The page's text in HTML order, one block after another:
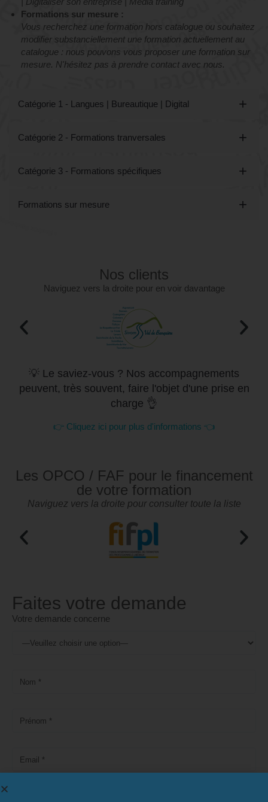
Catégorie 3 - "Formations spécifiques" :
RSE | Premiers secours | Langue des Signes | "Réussir
Qualiopi" | Usure professionnelle | Devenir formateur AFEST
| Digitaliser son entreprise | Media training
Formations sur mesure :
Vous recherchez une formation hors catalogue ou souhaitez
mesure. N'hésitez pas à prendre contact avec nous.
Catégorie 1 - Langues | Bureautique | Digital
Catégorie 2 - Formations tranversales
Nos clients
Naviguez vers la droite pour en voir davantage
peuvent, très souvent, faire l'objet d'une prise en
👉 Cliquez ici pour plus d'informations 👈
de votre formation
Naviguez vers la droite pour consulter toute la liste
Faites votre demande